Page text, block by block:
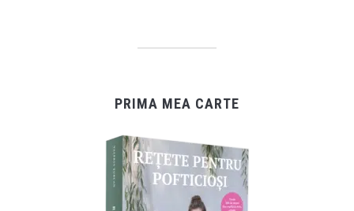
PRIMA MEA CARTE